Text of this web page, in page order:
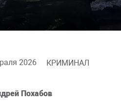
2026 КРИМИНАЛ
Похабов